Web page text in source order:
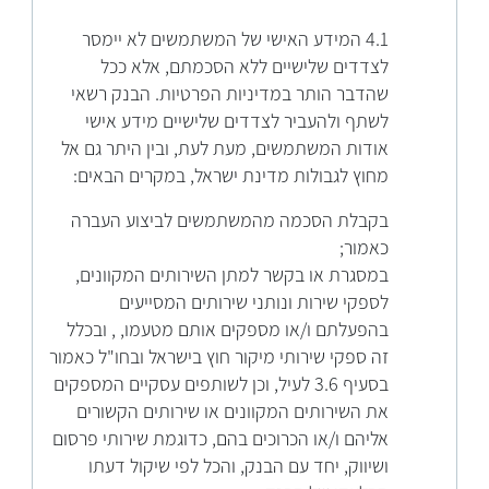
4.1 המידע האישי של המשתמשים לא יימסר
לצדדים שלישיים ללא הסכמתם, אלא ככל
שהדבר הותר במדיניות הפרטיות. הבנק רשאי
לשתף ולהעביר לצדדים שלישיים מידע אישי
אודות המשתמשים, מעת לעת, ובין היתר גם אל
מחוץ לגבולות מדינת ישראל, במקרים הבאים:
בקבלת הסכמה מהמשתמשים לביצוע העברה
כאמור;
במסגרת או בקשר למתן השירותים המקוונים,
לספקי שירות ונותני שירותים המסייעים
בהפעלתם ו/או מספקים אותם מטעמו, , ובכלל
זה ספקי שירותי מיקור חוץ בישראל ובחו"ל כאמור
בסעיף 3.6 לעיל, וכן לשותפים עסקיים המספקים
את השירותים המקוונים או שירותים הקשורים
אליהם ו/או הכרוכים בהם, כדוגמת שירותי פרסום
ושיווק, יחד עם הבנק, והכל לפי שיקול דעתו